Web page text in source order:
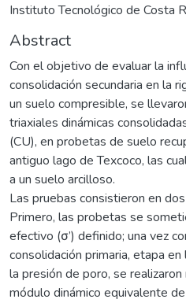
Instituto Tecnológico de Costa
Abstract
Con el objetivo de evaluar la
consolidación secundaria en la
un suelo compresible, se
triaxiales dinámicas
(CU), en probetas de suelo
antiguo lago de Texcoco, las
a un suelo arcilloso.
Las pruebas consistieron en
Primero, las probetas se
efectivo (σ’) definido; una vez
consolidación primaria, etapa en
la presión de poro, se
módulo dinámico equivalente